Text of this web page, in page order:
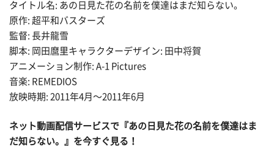
タイトル名: あの日見た花の名前を僕達はまだ知らない。
原作: 超平和バスターズ
監督: 長井龍雪
脚本: 岡田麿里キャラクターデザイン: 田中将賀
アニメーション制作: A-1 Pictures
音楽: REMEDIOS
放映時期: 2011年4月〜2011年6月
ネット動画配信サービスで『あの日見た花の名前を僕達はま
だ知らない。』を今すぐ見る！